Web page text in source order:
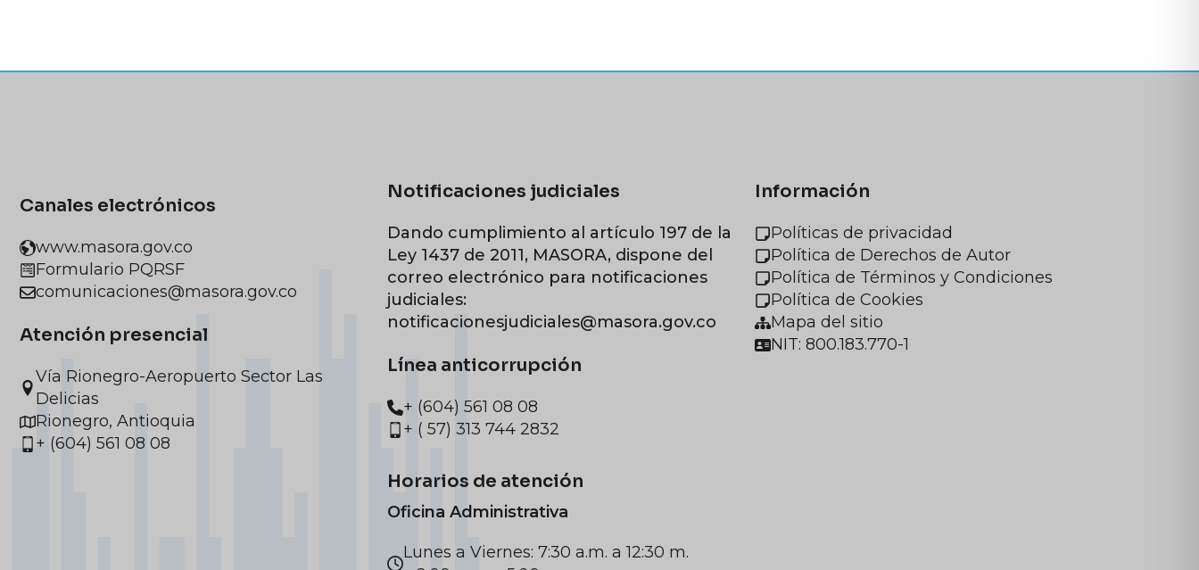
Canales electrónicos
www.masora.gov.co
Formulario PQRSF
comunicaciones@masora.gov.co
Atención presencial
Vía Rionegro-Aeropuerto Sector Las
Delicias
Rionegro, Antioquia
+ (604) 561 08 08
Notificaciones judiciales
Dando cumplimiento al artículo 197 de la
Ley 1437 de 2011, MASORA, dispone del
correo electrónico para notificaciones
judiciales:
notificacionesjudiciales@masora.gov.co
Línea anticorrupción
+ (604) 561 08 08
+ ( 57) 313 744 2832
Horarios de atención
Oficina Administrativa
Lunes a Viernes: 7:30 a.m. a 12:30 m.
Información
Políticas de privacidad
Política de Derechos de Autor
Política de Términos y Condiciones
Política de Cookies
Mapa del sitio
NIT: 800.183.770-1